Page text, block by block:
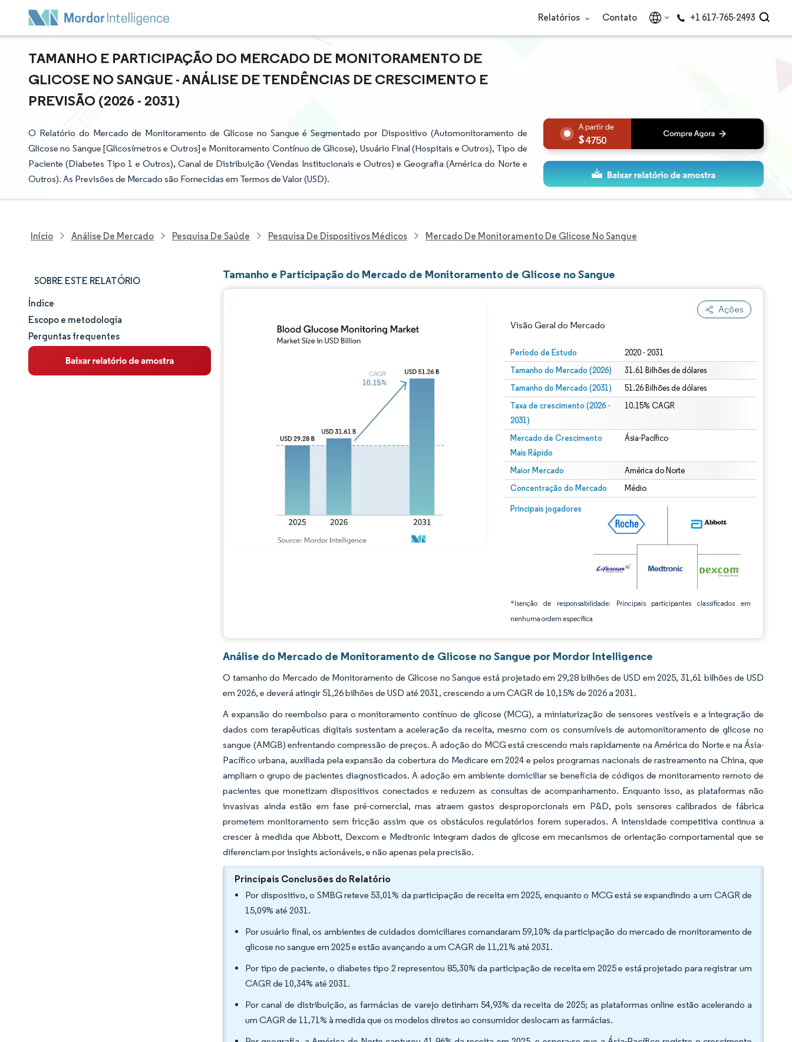
Relatórios Contato +1 617-765-2493
TAMANHO E PARTICIPAÇÃO DO MERCADO DE MONITORAMENTO DE
GLICOSE NO SANGUE - ANÁLISE DE TENDÊNCIAS DE CRESCIMENTO E
PREVISÃO (2026 - 2031)
O Relatório do Mercado de Monitoramento de Glicose no Sangue é Segmentado por Dispositivo (Automonitoramento de
Glicose no Sangue [Glicosímetros e Outros] e Monitoramento Contínuo de Glicose), Usuário Final (Hospitais e Outros), Tipo de
Paciente (Diabetes Tipo 1 e Outros), Canal de Distribuição (Vendas Institucionais e Outros) e Geografia (América do Norte e
Outros). As Previsões de Mercado são Fornecidas em Termos de Valor (USD).
4750
Início Análise De Mercado Pesquisa De Saúde Pesquisa De Dispositivos Médicos Mercado De Monitoramento De Glicose No Sangue
SOBRE ESTE RELATÓRIO
Tamanho e participação de mercado
Análise de mercado
Tendências e insights
Índice
Escopo e metodologia
Perguntas frequentes
Tamanho e Participação do Mercado de Monitoramento de Glicose no Sangue
Ações
Visão Geral do Mercado
Período de Estudo 2020 - 2031
Tamanho do Mercado (2026) 31.61 Bilhões de dólares
Tamanho do Mercado (2031) 51.26 Bilhões de dólares
Taxa de crescimento (2026 -
2031)
10.15% CAGR
Mercado de Crescimento
Mais Rápido
Ásia-Pacífico
Maior Mercado América do Norte
Concentração do Mercado Médio
Principais jogadores
*Isenção de responsabilidade: Principais participantes classificados em
nenhuma ordem específica
Imagem © Mordor Intelligence. O reuso requer atribuição conforme CC BY 4.0.
Imagem © Mordor Intelligence. O reuso requer atribuição conforme CC BY 4.0.
Análise do Mercado de Monitoramento de Glicose no Sangue por Mordor Intelligence
O tamanho do Mercado de Monitoramento de Glicose no Sangue está projetado em 29,28 bilhões de USD em 2025, 31,61 bilhões de USD
em 2026, e deverá atingir 51,26 bilhões de USD até 2031, crescendo a um CAGR de 10,15% de 2026 a 2031.
A expansão do reembolso para o monitoramento contínuo de glicose (MCG), a miniaturização de sensores vestíveis e a integração de
dados com terapêuticas digitais sustentam a aceleração da receita, mesmo com os consumíveis de automonitoramento de glicose no
sangue (AMGB) enfrentando compressão de preços. A adoção do MCG está crescendo mais rapidamente na América do Norte e na Ásia-
Pacífico urbana, auxiliada pela expansão da cobertura do Medicare em 2024 e pelos programas nacionais de rastreamento na China, que
ampliam o grupo de pacientes diagnosticados. A adoção em ambiente domiciliar se beneficia de códigos de monitoramento remoto de
pacientes que monetizam dispositivos conectados e reduzem as consultas de acompanhamento. Enquanto isso, as plataformas não
invasivas ainda estão em fase pré-comercial, mas atraem gastos desproporcionais em P&D, pois sensores calibrados de fábrica
prometem monitoramento sem fricção assim que os obstáculos regulatórios forem superados. A intensidade competitiva continua a
crescer à medida que Abbott, Dexcom e Medtronic integram dados de glicose em mecanismos de orientação comportamental que se
diferenciam por insights acionáveis, e não apenas pela precisão.
Principais Conclusões do Relatório
Por dispositivo, o SMBG reteve 53,01% da participação de receita em 2025, enquanto o MCG está se expandindo a um CAGR de
15,09% até 2031.
Por usuário final, os ambientes de cuidados domiciliares comandaram 59,10% da participação do mercado de monitoramento de
glicose no sangue em 2025 e estão avançando a um CAGR de 11,21% até 2031.
Por tipo de paciente, o diabetes tipo 2 representou 85,30% da participação de receita em 2025 e está projetado para registrar um
CAGR de 10,34% até 2031.
Por canal de distribuição, as farmácias de varejo detinham 54,93% da receita de 2025; as plataformas online estão acelerando a
um CAGR de 11,71% à medida que os modelos diretos ao consumidor deslocam as farmácias.